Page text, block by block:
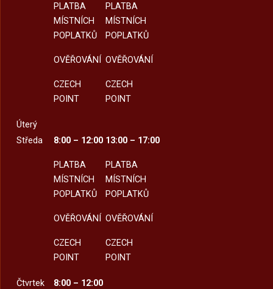
PLATBA
MÍSTNÍCH
POPLATKŮ
OVĚŘOVÁNÍ
CZECH
POINT
PLATBA
MÍSTNÍCH
POPLATKŮ
OVĚŘOVÁNÍ
CZECH
POINT
Úterý
Středa
8:00 – 12:00
PLATBA
MÍSTNÍCH
POPLATKŮ
OVĚŘOVÁNÍ
CZECH
POINT
13:00 – 17:00
PLATBA
MÍSTNÍCH
POPLATKŮ
OVĚŘOVÁNÍ
CZECH
POINT
Čtvrtek
8:00 – 12:00